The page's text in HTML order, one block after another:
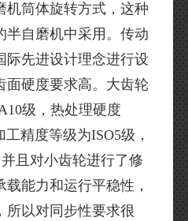
机筒体旋转方式，这种
半自磨机中采用。传动
际先进设计理念进行设
面硬度要求高。大齿轮
级，热处理硬度
精度等级为ISO5级，
且对小齿轮进行了修
能力和运行平稳性，
所以对同步性要求很